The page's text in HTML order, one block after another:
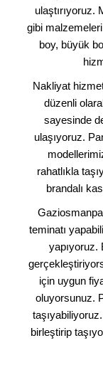
gibi
boy, büyük
Nakliyat
düzenli
sayesinde
ulaşıyoruz.
rahatlıkla
brandalı
teminatı
yapıyoruz.
için uygun
oluyorsunuz.
birleştirip